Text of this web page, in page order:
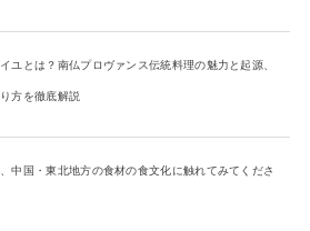
ユとは？南仏プロヴァンス伝統料理の魅力と起源、
方を徹底解説
中国・東北地方の食材の食文化に触れてみてくださ